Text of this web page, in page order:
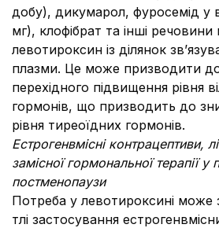
добу), дикумарол, фуросемід у
мг), клофібрат та інші
левотироксин із ділянок
плазми. Це може призводити
перехідного підвищення рівня
гормонів, що призводить до
рівня тиреоїдних гормонів.
Естрогенвмісні контрацептиви,
замісної гормональної терапії у
постменопаузи
Потреба у левотироксині може
тлі застосування